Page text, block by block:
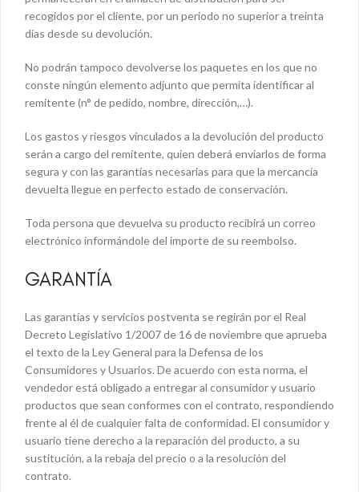
recogidos por el cliente, por un período no superior a treinta
días desde su devolución.
No podrán tampoco devolverse los paquetes en los que no
conste ningún elemento adjunto que permita identificar al
remitente (n° de pedido, nombre, dirección,…).
Los gastos y riesgos vinculados a la devolución del producto
serán a cargo del remitente, quien deberá enviarlos de forma
segura y con las garantías necesarias para que la mercancía
devuelta llegue en perfecto estado de conservación.
Toda persona que devuelva su producto recibirá un correo
electrónico informándole del importe de su reembolso.
GARANTÍA
Las garantías y servicios postventa se regirán por el Real
Decreto Legislativo 1/2007 de 16 de noviembre que aprueba
el texto de la Ley General para la Defensa de los
Consumidores y Usuarios. De acuerdo con esta norma, el
vendedor está obligado a entregar al consumidor y usuario
productos que sean conformes con el contrato, respondiendo
frente al él de cualquier falta de conformidad. El consumidor y
usuario tiene derecho a la reparación del producto, a su
sustitución, a la rebaja del precio o a la resolución del
contrato.